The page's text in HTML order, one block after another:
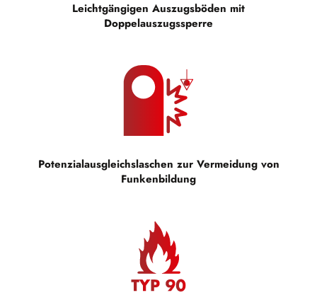
Leichtgängigen Auszugsböden mit
Doppelauszugssperre
Potenzialausgleichslaschen zur Vermeidung von
Funkenbildung